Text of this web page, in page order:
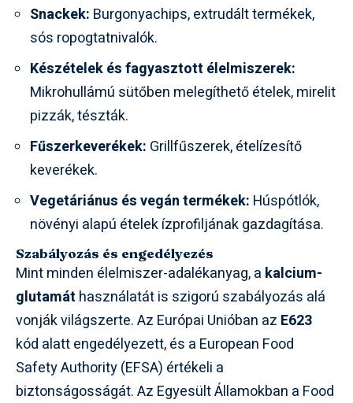
Snackek: Burgonyachips, extrudált termékek,
sós ropogtatnivalók.
Készételek és fagyasztott élelmiszerek:
Mikrohullámú sütőben melegíthető ételek, mirelit
pizzák, tészták.
Fűszerkeverékek: Grillfűszerek, ételízesítő
keverékek.
Vegetáriánus és vegán termékek: Húspótlók,
növényi alapú ételek ízprofiljának gazdagítása.
Szabályozás és engedélyezés
Mint minden élelmiszer-adalékanyag, a kalcium-
glutamát használatát is szigorú szabályozás alá
vonják világszerte. Az Európai Unióban az E623
kód alatt engedélyezett, és a European Food
Safety Authority (EFSA) értékeli a
biztonságosságát. Az Egyesült Államokban a Food